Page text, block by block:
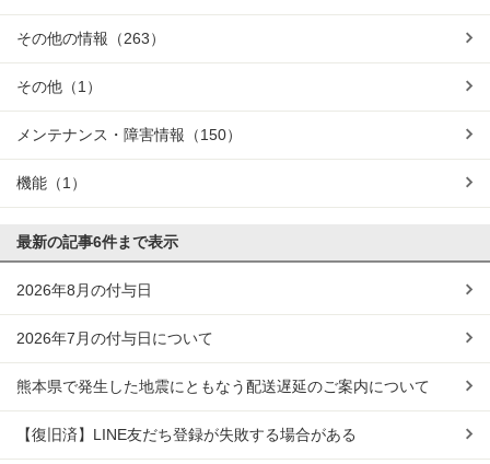
その他の情報 （263）
その他 （1）
メンテナンス・障害情報 （150）
機能 （1）
最新の記事6件まで表示
2026年8月の付与日
2026年7月の付与日について
熊本県で発生した地震にともなう配送遅延のご案内について
【復旧済】LINE友だち登録が失敗する場合がある